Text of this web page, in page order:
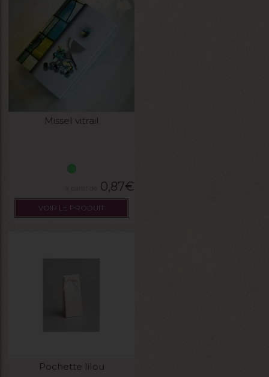
Missel vitrail
0,87€
VOIR LE PRODUIT
Pochette lilou